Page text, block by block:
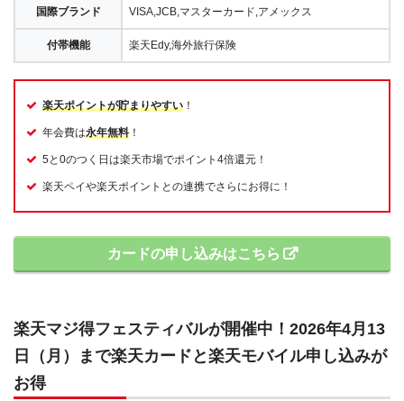
国際ブランド VISA,JCB,マスターカード,アメックス
付帯機能 楽天Edy,海外旅行保険
楽天ポイントが貯まりやすい ！
年会費は永年無料 ！
5と0のつく日は楽天市場でポイント4倍還元！
楽天ペイや楽天ポイントとの連携でさらにお得に！
カードの申し込みはこちら
楽天マジ得フェスティバルが開催中！2026年4月13
日（月）まで楽天カードと楽天モバイル申し込みが
お得